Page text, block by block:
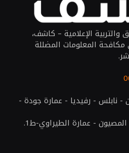
الإعلامية – كاشف،
المعلومات المضللة
نابلس - رفيديا - عمارة جودة -
- عمارة الطيراوي-ط1.